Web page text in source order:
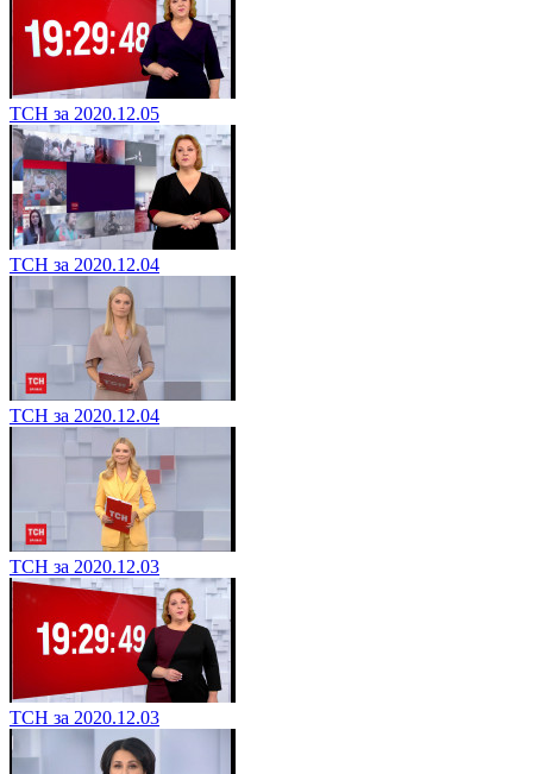
ТСН за 2020.12.05
ТСН за 2020.12.04
ТСН за 2020.12.04
ТСН за 2020.12.03
ТСН за 2020.12.03